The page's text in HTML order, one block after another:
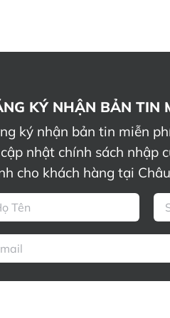
KÝ NHẬN BẢN TIN
ký nhận bản tin miễn
nhật chính sách nhập
cho khách hàng tại